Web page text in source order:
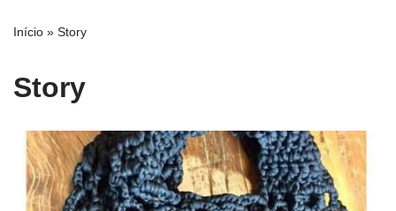
conteúdo
Início » Story
Story